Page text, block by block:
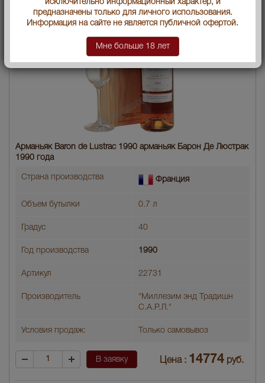
Арманьяк Baron de Lustrac 1990 арманьяк Барон Де Люстрак
1990 года
Страна производства Франция
Объем бутылки 0.7 л
Градус 40
Год производства 1990
Артикул 22731
Производитель
"Миллезим энд Традишн
С.А.Р.Л."
Условия продаж: Только самовывоз
В заявку Цена : 14774 руб.
исключительно информационный характер, и
предназначены только для личного использования.
Информация на сайте не является публичной офертой.
Мне больше 18 лет